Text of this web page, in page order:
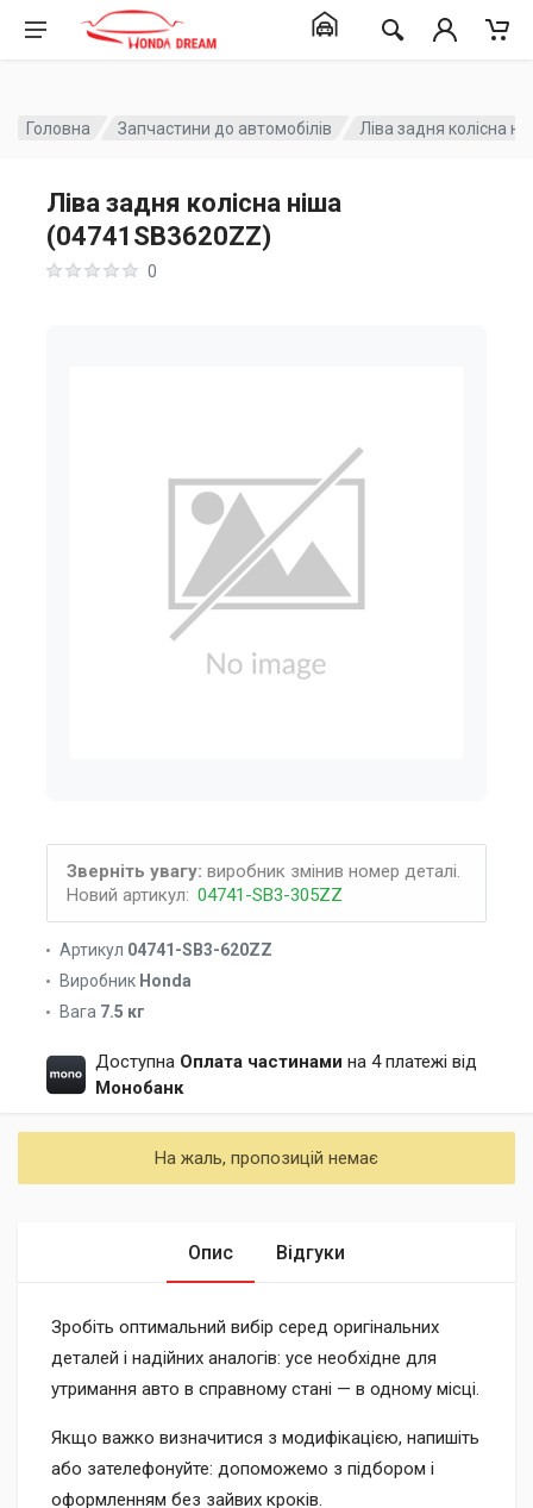
Головна Запчастини до автомобілів Ліва задня колісна
Ліва задня колісна ніша
(04741SB3620ZZ)
0
Зверніть увагу: виробник змінив номер деталі.
Новий артикул: 04741-SB3-305ZZ
Артикул 04741-SB3-620ZZ
Виробник Honda
Вага 7.5 кг
Доступна Оплата частинами на 4 платежі від
Монобанк
На жаль, пропозицій немає
Опис Відгуки
Зробіть оптимальний вибір серед оригінальних
деталей і надійних аналогів: усе необхідне для
утримання авто в справному стані — в одному місці.
Якщо важко визначитися з модифікацією, напишіть
або зателефонуйте: допоможемо з підбором і
оформленням без зайвих кроків.